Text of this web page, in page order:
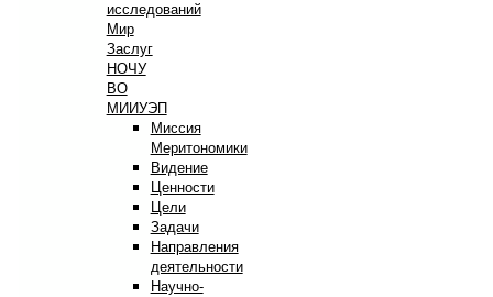
исследований
Мир
Заслуг
НОЧУ
ВО
МИИУЭП
Миссия
Меритономики
Видение
Ценности
Цели
Задачи
Направления
деятельности
Научно-